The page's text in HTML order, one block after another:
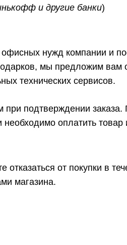
и другие банки)
нужд компании и
мы предложим вам
технических сервисов.
подтверждении заказа.
необходимо оплатить
от покупки в
магазина.